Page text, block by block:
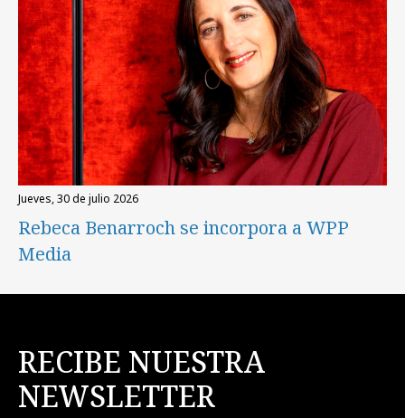
jueves, 30 de julio 2026
Rebeca Benarroch se incorpora a WPP
Media
RECIBE NUESTRA
NEWSLETTER